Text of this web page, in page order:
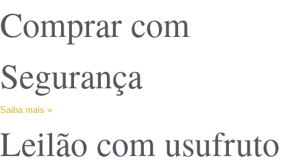
Comprar com
Segurança
Saiba mais »
Leilão com usufruto